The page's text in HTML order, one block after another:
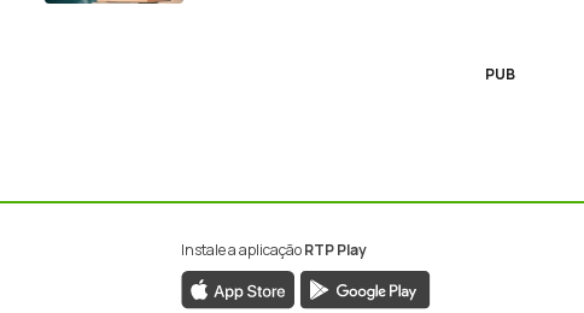
PUB
Instale a aplicaçãoRTP Play